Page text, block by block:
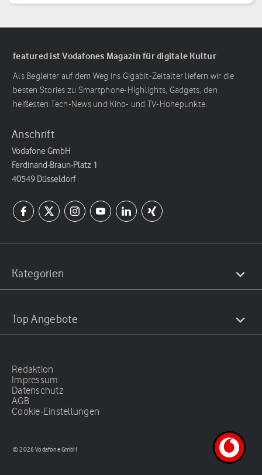
featured ist Vodafones Magazin für digitale Kultur
Als Begleiter auf dem Weg ins Gigabit-Zeitalter liefern wir die
besten Stories zu Smartphone-Highlights, Gadgets, den
heißesten Tech-News und Kino- und TV-Höhepunkte.
Anschrift
Vodafone GmbH
Ferdinand-Braun-Platz 1
40549 Düsseldorf
Kategorien
Top Angebote
Redaktion
Impressum
Datenschutz
AGB
Cookie-Einstellungen
© 2026 Vodafone GmbH